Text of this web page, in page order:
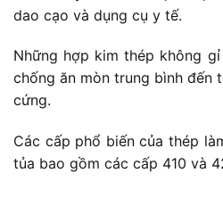
dao cạo và dụng cụ y tế.
Những hợp kim thép không
chống ăn mòn trung bình đến
cứng.
Các cấp phổ biến của thép
tủa bao gồm các cấp 410 và